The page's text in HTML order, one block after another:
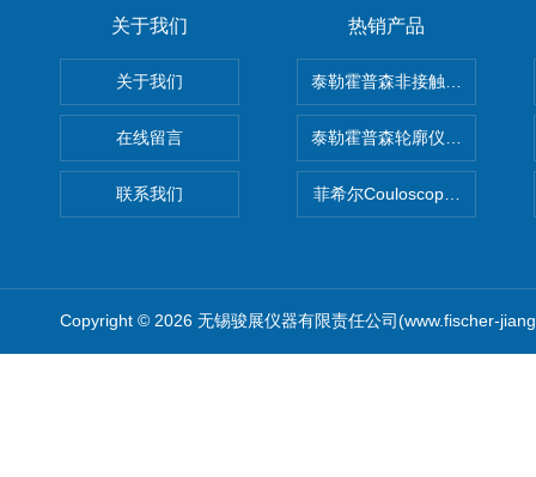
关于我们
关于我们
在线留言
联系我们
热销产品
泰勒霍普森非接触式轮廓仪
泰勒霍普森轮廓仪|TAYLOR
菲希尔Couloscope CMS2电
Copyright © 2026 无锡骏展仪器有限责任公司(www.fischer-